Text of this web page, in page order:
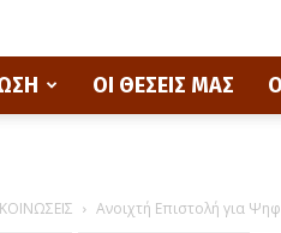
ΟΙ ΘΕΣΕΙΣ ΜΑΣ
Ανοιχτή Επιστολή για